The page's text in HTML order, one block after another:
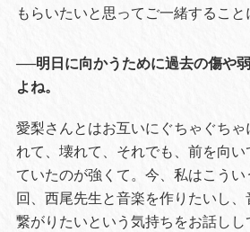
もらいたいと思ってご一緒すること
──明日に向かうために過去の傷や
よね。
愛梨さんとはお互いにぐちゃぐち
れて、壊れて、それでも、前を向
ていたのが強くて。今、私はこう
回、西尾先生と音楽を作りたいし、
繋がりたいという気持ちをお話し